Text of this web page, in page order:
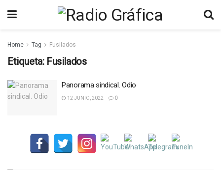
Home Tag Fusilados
Etiqueta: Fusilados
Panorama sindical. Odio
12 JUNIO, 2022 0